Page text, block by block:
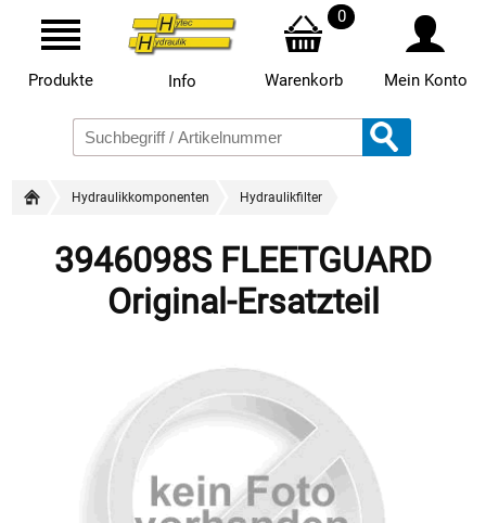
Produkte Info
0
Warenkorb Mein Konto
Hydraulikkomponenten Hydraulikfilter
3946098S FLEETGUARD
Original-Ersatzteil